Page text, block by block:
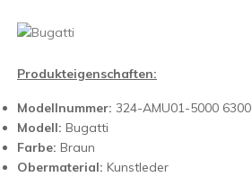
Produkteigenschaften:
Modellnummer: 324-AMU01-5000 6300
Modell: Bugatti
Farbe: Braun
Obermaterial: Kunstleder